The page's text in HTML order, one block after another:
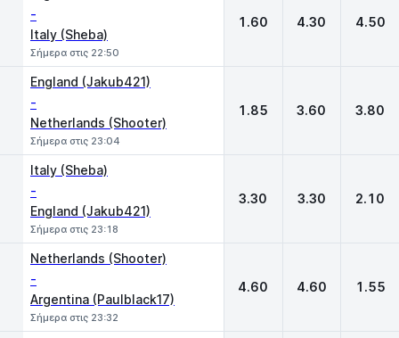
-
Italy (Sheba)
Σήμερα στις 22:50
1.60 4.30 4.50
England (Jakub421)
-
Netherlands (Shooter)
Σήμερα στις 23:04
1.85 3.60 3.80
Italy (Sheba)
-
England (Jakub421)
Σήμερα στις 23:18
3.30 3.30 2.10
Netherlands (Shooter)
-
Argentina (Paulblack17)
Σήμερα στις 23:32
4.60 4.60 1.55